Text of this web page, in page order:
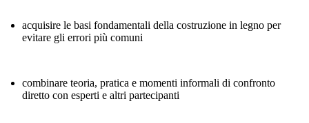
acquisire le basi fondamentali della costruzione in legno per
evitare gli errori più comuni
combinare teoria, pratica e momenti informali di confronto
diretto con esperti e altri partecipanti